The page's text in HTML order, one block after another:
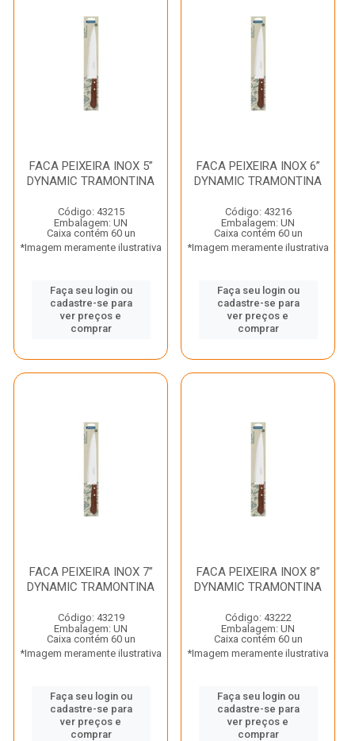
FACA PEIXEIRA INOX 5”
DYNAMIC TRAMONTINA
Código: 43215
Embalagem: UN
Caixa contém 60 un
*Imagem meramente ilustrativa
Faça seu login ou
cadastre-se para
ver preços e
comprar
FACA PEIXEIRA INOX 6”
DYNAMIC TRAMONTINA
Código: 43216
Embalagem: UN
Caixa contém 60 un
*Imagem meramente ilustrativa
Faça seu login ou
cadastre-se para
ver preços e
comprar
FACA PEIXEIRA INOX 7”
DYNAMIC TRAMONTINA
Código: 43219
Embalagem: UN
Caixa contém 60 un
*Imagem meramente ilustrativa
Faça seu login ou
cadastre-se para
ver preços e
comprar
FACA PEIXEIRA INOX 8”
DYNAMIC TRAMONTINA
Código: 43222
Embalagem: UN
Caixa contém 60 un
*Imagem meramente ilustrativa
Faça seu login ou
cadastre-se para
ver preços e
comprar